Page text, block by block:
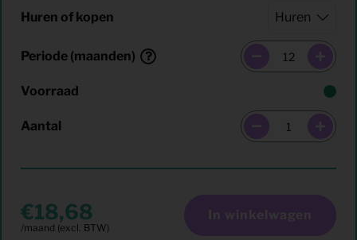
Huren of kopen
Periode (maanden)
Voorraad
Aantal
18,68 In winkelwagen